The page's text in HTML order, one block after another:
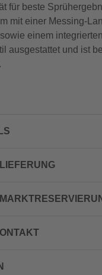
für beste
mit einer Messing-
einem integrierten
ausgestattet und ist